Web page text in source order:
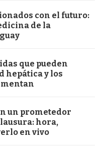
con el futuro:
de la
que pueden
hepática y los
un prometedor
hora,
en vivo